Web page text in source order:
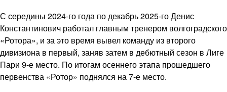
С середины 2024-го года по декабрь 2025-го Денис
Константинович работал главным тренером волгоградского
«Ротора», и за это время вывел команду из второго
дивизиона в первый, заняв затем в дебютный сезон в Лиге
Пари 9-е место. По итогам осеннего этапа прошедшего
первенства «Ротор» поднялся на 7-е место.